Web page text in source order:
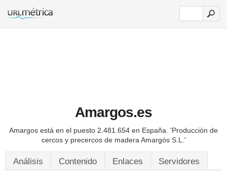
Amargos.es
Amargos está en el puesto 2.481.654 en España. 'Producción de
cercos y precercos de madera Amargós S.L.'
Análisis Contenido Enlaces Servidores